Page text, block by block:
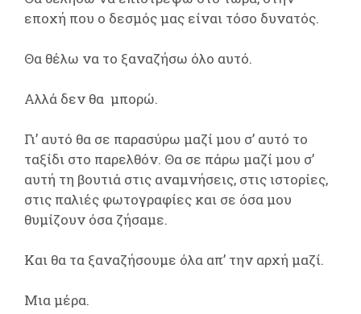
εποχή που ο δεσμός μας είναι τόσο δυνατός.
Θα θέλω να το ξαναζήσω όλο αυτό.
Αλλά δεν θα μπορώ.
Γι’ αυτό θα σε παρασύρω μαζί μου σ’ αυτό το
ταξίδι στο παρελθόν. Θα σε πάρω μαζί μου σ’
αυτή τη βουτιά στις αναμνήσεις, στις ιστορίες,
στις παλιές φωτογραφίες και σε όσα μου
θυμίζουν όσα ζήσαμε.
Και θα τα ξαναζήσουμε όλα απ’ την αρχή μαζί.
Μια μέρα.